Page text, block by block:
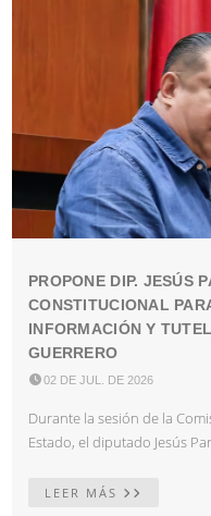
PROPONE DIP. JESÚS
CONSTITUCIONAL
INFORMACIÓN Y
GUERRERO
02 DE JUL. DE 2026
Durante la sesión de la
Estado, el diputado Jesús
LEER MÁS